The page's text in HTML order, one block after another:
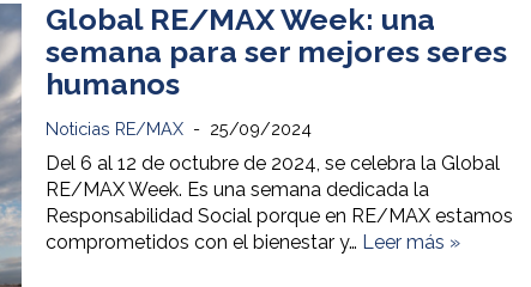
Global RE/MAX Week: una
semana para ser mejores seres
humanos
Noticias RE/MAX 25/09/2024
Del 6 al 12 de octubre de 2024, se celebra la Global
RE/MAX Week. Es una semana dedicada la
Responsabilidad Social porque en RE/MAX estamos
comprometidos con el bienestar y… Leer más »